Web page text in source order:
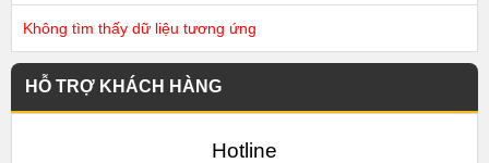
Không tìm thấy dữ liệu tương ứng
HỖ TRỢ KHÁCH HÀNG
Hotline